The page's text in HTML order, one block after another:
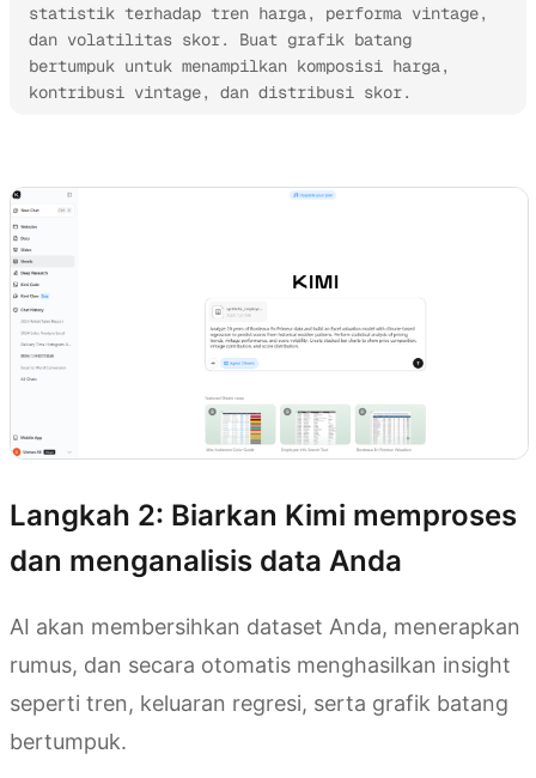
statistik terhadap tren harga, performa vintage,
dan volatilitas skor. Buat grafik batang
bertumpuk untuk menampilkan komposisi harga,
kontribusi vintage, dan distribusi skor.
Langkah 2: Biarkan Kimi memproses
dan menganalisis data Anda
AI akan membersihkan dataset Anda, menerapkan
rumus, dan secara otomatis menghasilkan insight
seperti tren, keluaran regresi, serta grafik batang
bertumpuk.